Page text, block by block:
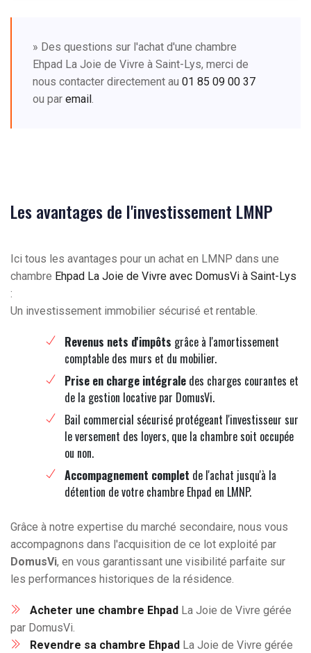
» Des questions sur l'achat d'une chambre
Ehpad La Joie de Vivre à Saint-Lys, merci de
nous contacter directement au 01 85 09 00 37
ou par email.
Les avantages de l'investissement LMNP
Ici tous les avantages pour un achat en LMNP dans une
chambre Ehpad La Joie de Vivre avec DomusVi à Saint-Lys
:
Un investissement immobilier sécurisé et rentable.
Revenus nets d'impôts grâce à l'amortissement
comptable des murs et du mobilier.
Prise en charge intégrale des charges courantes et
de la gestion locative par DomusVi.
Bail commercial sécurisé protégeant l'investisseur sur
le versement des loyers, que la chambre soit occupée
ou non.
Accompagnement complet de l'achat jusqu'à la
détention de votre chambre Ehpad en LMNP.
Grâce à notre expertise du marché secondaire, nous vous
accompagnons dans l'acquisition de ce lot exploité par
DomusVi, en vous garantissant une visibilité parfaite sur
les performances historiques de la résidence.
Acheter une chambre Ehpad La Joie de Vivre gérée
par DomusVi.
Revendre sa chambre Ehpad La Joie de Vivre gérée